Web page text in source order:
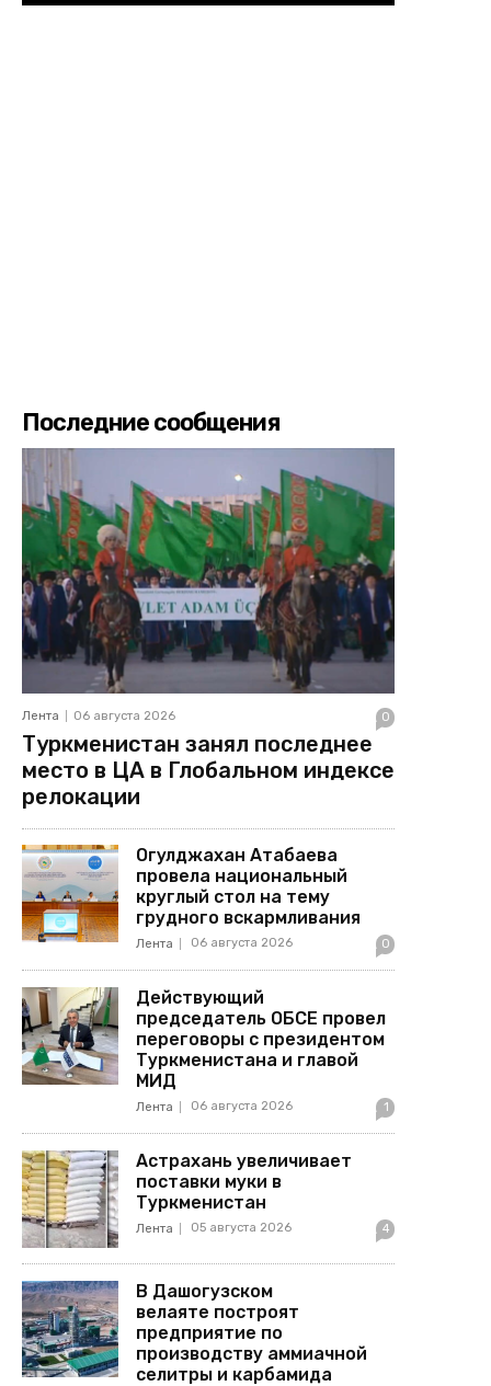
Последние сообщения
Лента 06 августа 2026 0
Туркменистан занял последнее
место в ЦА в Глобальном индексе
релокации
Огулджахан Атабаева
провела национальный
круглый стол на тему
грудного вскармливания
Лента 06 августа 2026 0
Действующий
председатель ОБСЕ провел
переговоры с президентом
Туркменистана и главой
МИД
Лента 06 августа 2026 1
Астрахань увеличивает
поставки муки в
Туркменистан
Лента 05 августа 2026 4
В Дашогузском
велаяте построят
предприятие по
производству аммиачной
селитры и карбамида